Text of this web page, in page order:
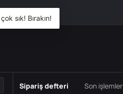
Sipariş defteri Son işlemler
sık! Bırakın!